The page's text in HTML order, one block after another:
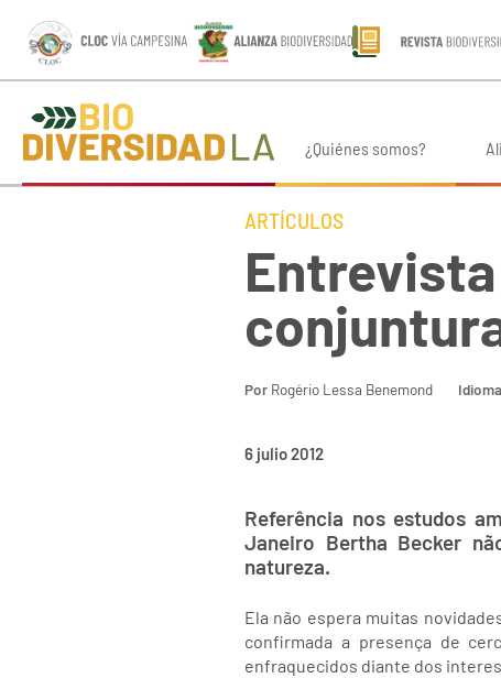
¿Quiénes somos?
ARTÍCULOS
Por Rogério Lessa Benemond Idioma
6 julio 2012
Referência nos estudos
Janeiro Bertha Becker
natureza.
Ela não espera muitas
confirmada a presença de
enfraquecidos diante dos